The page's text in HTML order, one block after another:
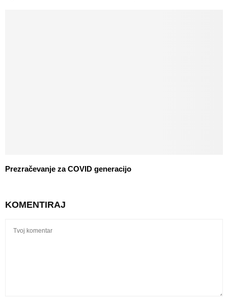
Prezračevanje za COVID generacijo
KOMENTIRAJ